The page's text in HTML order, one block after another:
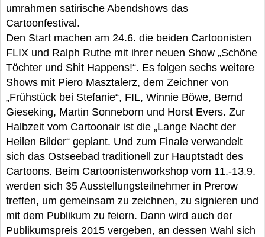
umrahmen satirische Abendshows das
Cartoonfestival.
Den Start machen am 24.6. die beiden Cartoonisten
FLIX und Ralph Ruthe mit ihrer neuen Show „Schöne
Töchter und Shit Happens!“. Es folgen sechs weitere
Shows mit Piero Masztalerz, dem Zeichner von
„Frühstück bei Stefanie“, FIL, Winnie Böwe, Bernd
Gieseking, Martin Sonneborn und Horst Evers. Zur
Halbzeit vom Cartoonair ist die „Lange Nacht der
Heilen Bilder“ geplant. Und zum Finale verwandelt
sich das Ostseebad traditionell zur Hauptstadt des
Cartoons. Beim Cartoonistenworkshop vom 11.-13.9.
werden sich 35 Ausstellungsteilnehmer in Prerow
treffen, um gemeinsam zu zeichnen, zu signieren und
mit dem Publikum zu feiern. Dann wird auch der
Publikumspreis 2015 vergeben, an dessen Wahl sich